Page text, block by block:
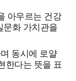
아우르는 건강
문화 가치관을
동시에 로얄
한다는 뜻을 표